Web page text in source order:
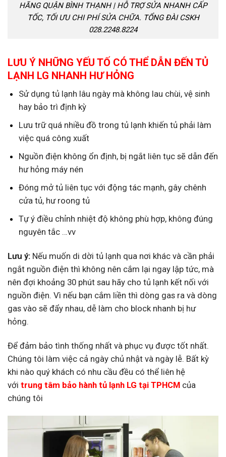
HÃNG QUẬN BÌNH THẠNH | HỖ TRỢ SỬA NHANH CẤP
TỐC, TỐI ƯU CHI PHÍ SỬA CHỮA. TỔNG ĐÀI CSKH
028.2248.8224
LƯU Ý NHỮNG YẾU TỐ CÓ THỂ DẪN ĐẾN TỦ
LẠNH LG NHANH HƯ HỎNG
Sử dụng tủ lạnh lâu ngày mà không lau chùi, vệ sinh
hay bảo trì định kỳ
Lưu trữ quá nhiều đồ trong tủ lạnh khiến tủ phải làm
việc quá công xuất
Nguồn điện không ổn định, bị ngắt liên tục sẽ dẫn đến
hư hỏng máy nén
Đóng mở tủ liên tục với động tác mạnh, gây chênh
cửa tủ, hư roong tủ
Tự ý điều chỉnh nhiệt độ không phù hợp, không đúng
nguyên tắc …vv
Lưu ý: Nếu muốn di dời tủ lạnh qua nơi khác và cần phải
ngắt nguồn điện thì không nên cắm lại ngay lập tức, mà
nên đợi khoảng 30 phút sau hãy cho tủ lạnh kết nối với
nguồn điện. Vì nếu bạn cắm liền thì dòng gas ra và dòng
gas vào sẽ đẩy nhau, dễ làm cho block nhanh bị hư
hỏng.
Để đảm bảo tình thống nhất và phục vụ được tốt nhất.
Chúng tôi làm việc cả ngày chủ nhật và ngày lễ. Bất kỳ
khi nào quý khách có nhu cầu đều có thể liên hệ
với trung tâm bảo hành tủ lạnh LG tại TPHCM của
chúng tôi